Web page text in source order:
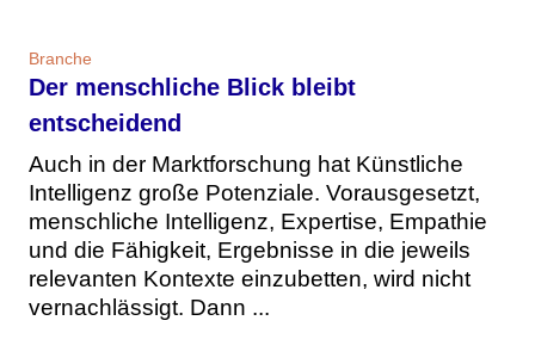
Branche
Der menschliche Blick bleibt
entscheidend
Auch in der Marktforschung hat Künstliche
Intelligenz große Potenziale. Vorausgesetzt,
menschliche Intelligenz, Expertise, Empathie
und die Fähigkeit, Ergebnisse in die jeweils
relevanten Kontexte einzubetten, wird nicht
vernachlässigt. Dann ...